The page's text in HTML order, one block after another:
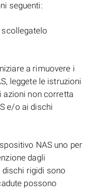
seguenti:
a rimuovere i
leggete le istruzioni
azioni non corretta
e/o ai dischi
NAS uno per
dagli
rigidi sono
possono